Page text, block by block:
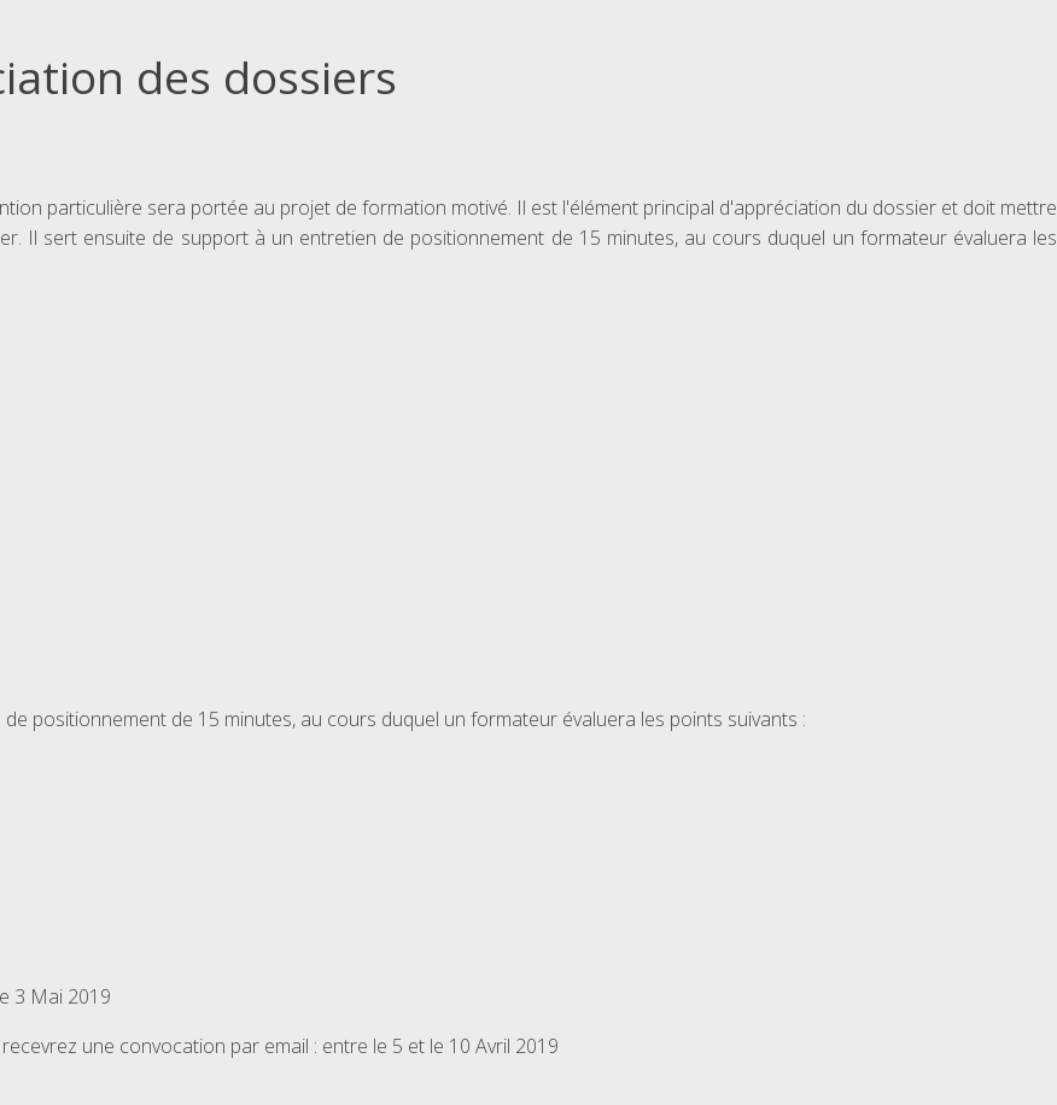
des dossiers
particulière sera portée au projet de formation motivé. Il est l'élément principal d'appréciation du dossier et doit mettre
Il sert ensuite de support à un entretien de positionnement de 15 minutes, au cours duquel un formateur évaluera les
positionnement de 15 minutes, au cours duquel un formateur évaluera les points suivants :
3 Mai 2019
une convocation par email : entre le 5 et le 10 Avril 2019